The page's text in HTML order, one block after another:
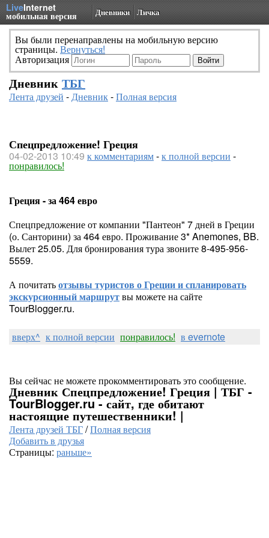
LiveInternet
мобильная версия Дневники Личка
Вы были перенаправлены на мобильную версию
страницы. Вернуться!
Авторизация
Дневник ТБГ
Лента друзей -Дневник-Полная версия
Спецпредложение! Греция
04-02-2013 10:49 к комментариям-к полной версии -
понравилось!
Греция - за 464 евро
Спецпредложение от компании "Пантеон" 7 дней в Греции
(о. Санторини) за 464 евро. Проживание 3* Anemones, BB.
Вылет 25.05. Для бронирования тура звоните 8-495-956-
5559.
А почитатьотзывы туристов о Греции и спланировать
экскурсионный маршрутвы можете на сайте
TourBlogger.ru.
вверх^ к полной версии понравилось! в evernote
Вы сейчас не можете прокомментировать это сообщение.
Дневник Спецпредложение! Греция | ТБГ -
TourBlogger.ru - сайт, где обитают
настоящие путешественники! |
Лента друзей ТБГ/Полная версия
Добавить в друзья
Страницы: раньше»